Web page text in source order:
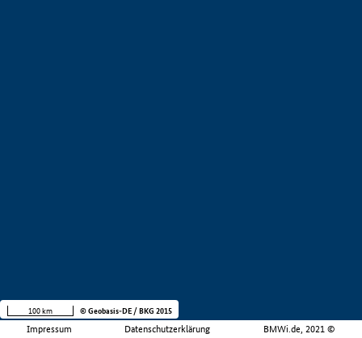
Impressum Datenschutzerklärung BMWi.de, 2021 ©
100 km © Geobasis-DE / BKG 2015